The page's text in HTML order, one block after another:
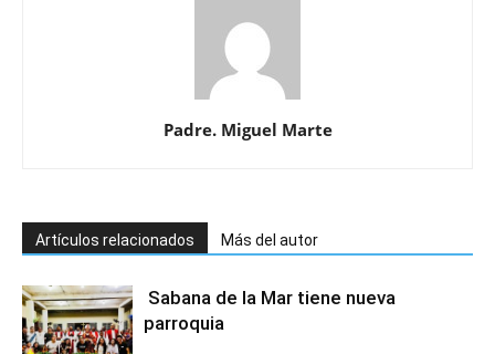
Padre. Miguel Marte
Artículos relacionados Más del autor
Sabana de la Mar tiene nueva
parroquia